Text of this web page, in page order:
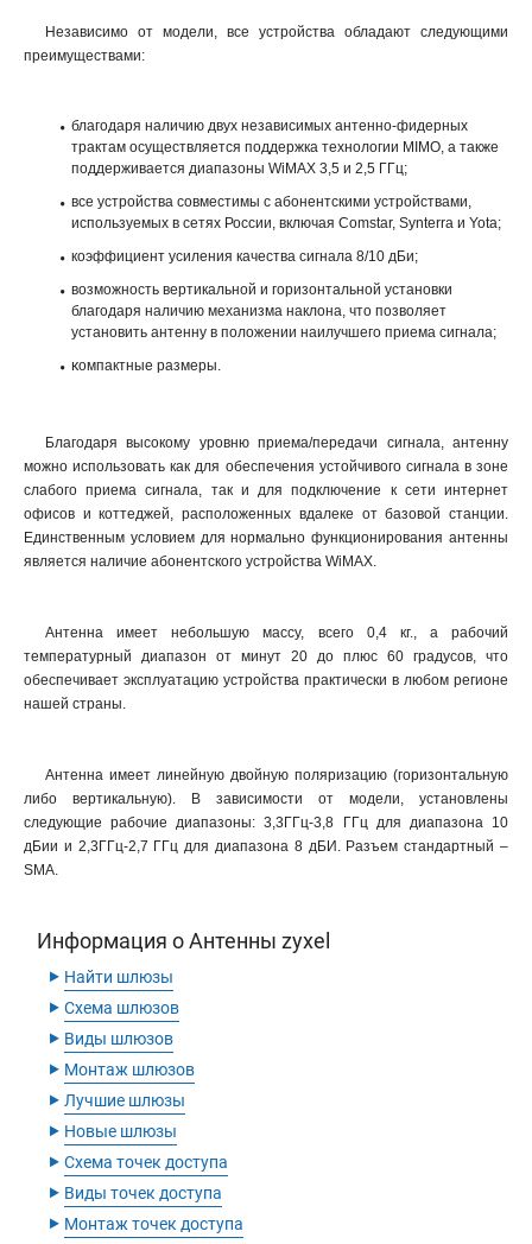
Независимо от модели, все устройства обладают следующими
преимуществами:
благодаря наличию двух независимых антенно-фидерных
трактам осуществляется поддержка технологии MIMO, а также
поддерживается диапазоны WiMAX 3,5 и 2,5 ГГц;
все устройства совместимы с абонентскими устройствами,
используемых в сетях России, включая Comstar, Synterra и Yota;
коэффициент усиления качества сигнала 8/10 дБи;
возможность вертикальной и горизонтальной установки
благодаря наличию механизма наклона, что позволяет
установить антенну в положении наилучшего приема сигнала;
компактные размеры.
Благодаря высокому уровню приема/передачи сигнала, антенну
можно использовать как для обеспечения устойчивого сигнала в зоне
слабого приема сигнала, так и для подключение к сети интернет
офисов и коттеджей, расположенных вдалеке от базовой станции.
Единственным условием для нормально функционирования антенны
является наличие абонентского устройства WiMAX.
Антенна имеет небольшую массу, всего 0,4 кг., а рабочий
температурный диапазон от минут 20 до плюс 60 градусов, что
обеспечивает эксплуатацию устройства практически в любом регионе
нашей страны.
Антенна имеет линейную двойную поляризацию (горизонтальную
либо вертикальную). В зависимости от модели, установлены
следующие рабочие диапазоны: 3,3ГГц-3,8 ГГц для диапазона 10
дБии и 2,3ГГц-2,7 ГГц для диапазона 8 дБИ. Разъем стандартный –
SMA.
Информация о Антенны zyxel
‣ Найти шлюзы
‣ Схема шлюзов
‣ Виды шлюзов
‣ Монтаж шлюзов
‣ Лучшие шлюзы
‣ Новые шлюзы
‣ Схема точек доступа
‣ Виды точек доступа
‣ Монтаж точек доступа